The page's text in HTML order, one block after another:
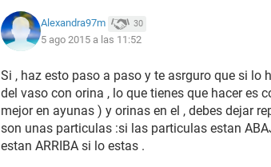
Alexandra97m 30
5 ago 2015 a las 11:52
Si , haz esto paso a paso y te asrguro que si lo
del vaso con orina , lo que tienes que hacer es
mejor en ayunas ) y orinas en el , debes dejar
son unas particulas :si las particulas estan
estan ARRIBA si lo estas .